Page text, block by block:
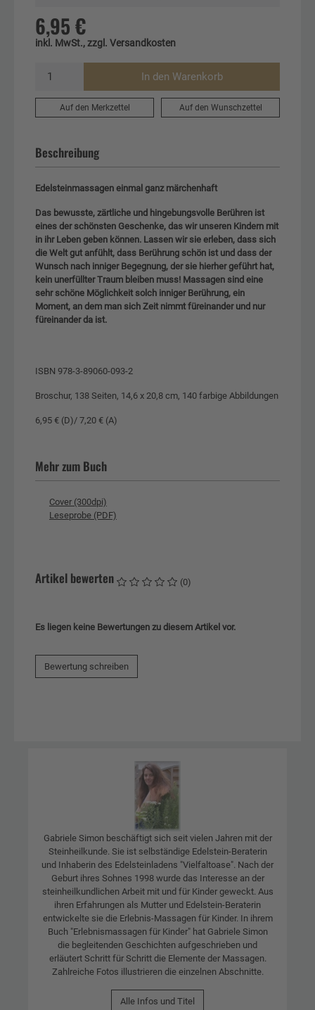
6,95 €
inkl. MwSt., zzgl. Versandkosten
In den Warenkorb
Auf den Merkzettel Auf den Wunschzettel
Beschreibung
Edelsteinmassagen einmal ganz märchenhaft
Das bewusste, zärtliche und hingebungsvolle Berühren ist
eines der schönsten Geschenke, das wir unseren Kindern mit
in ihr Leben geben können. Lassen wir sie erleben, dass sich
die Welt gut anfühlt, dass Berührung schön ist und dass der
Wunsch nach inniger Begegnung, der sie hierher geführt hat,
kein unerfüllter Traum bleiben muss! Massagen sind eine
sehr schöne Möglichkeit solch inniger Berührung, ein
Moment, an dem man sich Zeit nimmt füreinander und nur
füreinander da ist.
ISBN 978-3-89060-093-2
Broschur, 138 Seiten, 14,6 x 20,8 cm, 140 farbige Abbildungen
6,95 € (D)/ 7,20 € (A)
Mehr zum Buch
Cover (300dpi)
Leseprobe (PDF)
Artikel bewerten (0)
Es liegen keine Bewertungen zu diesem Artikel vor.
Bewertung schreiben
Gabriele Simon beschäftigt sich seit vielen Jahren mit der
Steinheilkunde. Sie ist selbständige Edelstein-Beraterin
und Inhaberin des Edelsteinladens "Vielfaltoase". Nach der
Geburt ihres Sohnes 1998 wurde das Interesse an der
steinheilkundlichen Arbeit mit und für Kinder geweckt. Aus
ihren Erfahrungen als Mutter und Edelstein-Beraterin
entwickelte sie die Erlebnis-Massagen für Kinder. In ihrem
Buch "Erlebnismassagen für Kinder" hat Gabriele Simon
die begleitenden Geschichten aufgeschrieben und
erläutert Schritt für Schritt die Elemente der Massagen.
Zahlreiche Fotos illustrieren die einzelnen Abschnitte.
Alle Infos und Titel